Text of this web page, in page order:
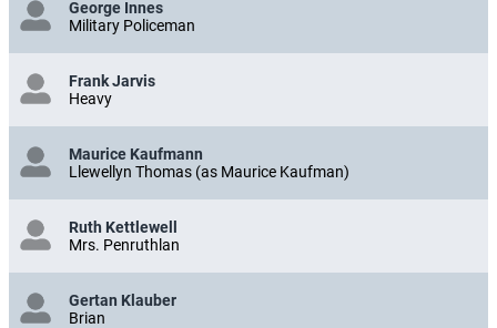
George Innes
Military Policeman
Frank Jarvis
Heavy
Maurice Kaufmann
Llewellyn Thomas (as Maurice Kaufman)
Ruth Kettlewell
Mrs. Penruthlan
Gertan Klauber
Brian